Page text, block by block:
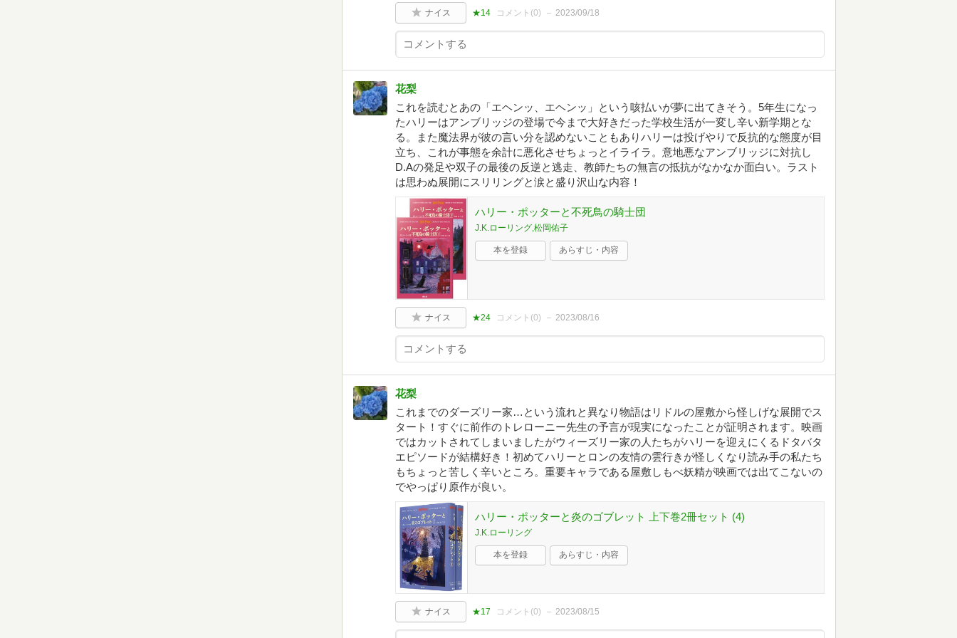
ナイス ★14 コメント(0) 2023/09/18
花梨
これを読むとあの「エヘンッ、エヘンッ」という咳払いが夢に出てきそう。5年生になっ
たハリーはアンブリッジの登場で今まで大好きだった学校生活が一変し辛い新学期とな
る。また魔法界が彼の言い分を認めないこともありハリーは投げやりで反抗的な態度が目
立ち、これが事態を余計に悪化させちょっとイライラ。意地悪なアンブリッジに対抗し
D.Aの発足や双子の最後の反逆と逃走、教師たちの無言の抵抗がなかなか面白い。ラスト
は思わぬ展開にスリリングと涙と盛り沢山な内容！
ハリー・ポッターと不死鳥の騎士団
J.K.ローリング,松岡佑子
本を登録 あらすじ・内容
ナイス ★24 コメント(0) 2023/08/16
花梨
これまでのダーズリー家…という流れと異なり物語はリドルの屋敷から怪しげな展開でス
タート！すぐに前作のトレローニー先生の予言が現実になったことが証明されます。映画
ではカットされてしまいましたがウィーズリー家の人たちがハリーを迎えにくるドタバタ
エピソードが結構好き！初めてハリーとロンの友情の雲行きが怪しくなり読み手の私たち
もちょっと苦しく辛いところ。重要キャラである屋敷しもべ妖精が映画では出てこないの
でやっぱり原作が良い。
ハリー・ポッターと炎のゴブレット 上下巻2冊セット (4)
J.K.ローリング
本を登録 あらすじ・内容
ナイス ★17 コメント(0) 2023/08/15